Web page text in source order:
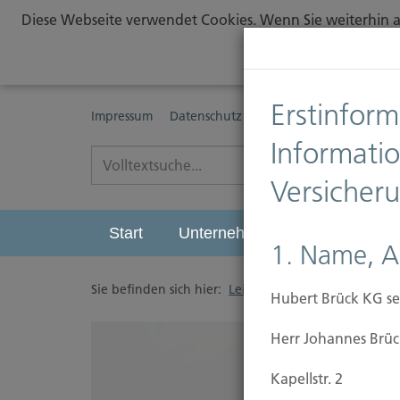
Diese Webseite verwendet Cookies. Wenn Sie
Impressum Datenschutz Erstinformationspflichten
Start Unternehmen
Sie befinden sich hier: Leistungen Vorsorgen
1. Name,
Hubert Brück KG
Herr Johannes
Kapellstr. 2